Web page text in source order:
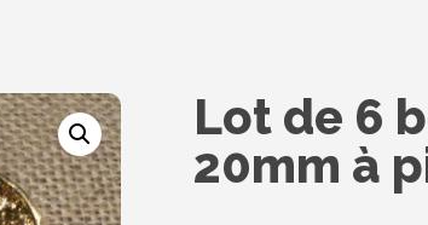
Lot de 6
20mm à